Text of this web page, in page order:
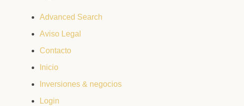
Advanced Search
Aviso Legal
Contacto
Inicio
Inversiones & negocios
Login